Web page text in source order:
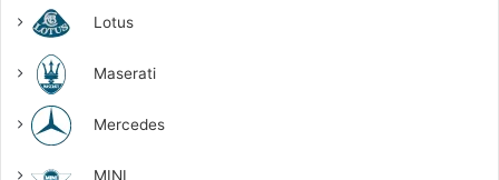
Lotus
Maserati
Mercedes
MINI